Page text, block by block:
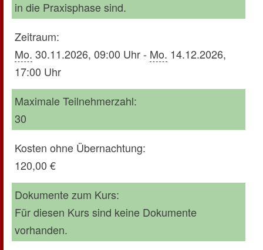
in die Praxisphase sind.
Zeitraum:
Mo. 30.11.2026, 09:00 Uhr - Mo. 14.12.2026,
17:00 Uhr
Maximale Teilnehmerzahl:
30
Kosten ohne Übernachtung:
120,00 €
Dokumente zum Kurs:
Für diesen Kurs sind keine Dokumente
vorhanden.